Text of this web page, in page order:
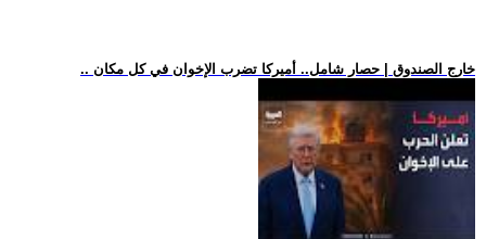
.. خارج الصندوق | حصار شامل.. أميركا تضرب الإخوان في كل مكان